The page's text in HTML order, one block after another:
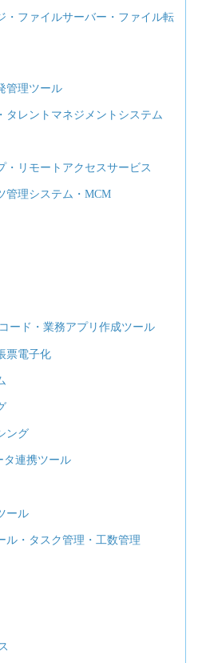
・ファイルサーバー・ファイル転
管理ツール
タレントマネジメントシステム
・リモートアクセスサービス
管理システム・MCM
ード・業務アプリ作成ツール
票電子化
ング
タ連携ツール
ール
ル・タスク管理・工数管理